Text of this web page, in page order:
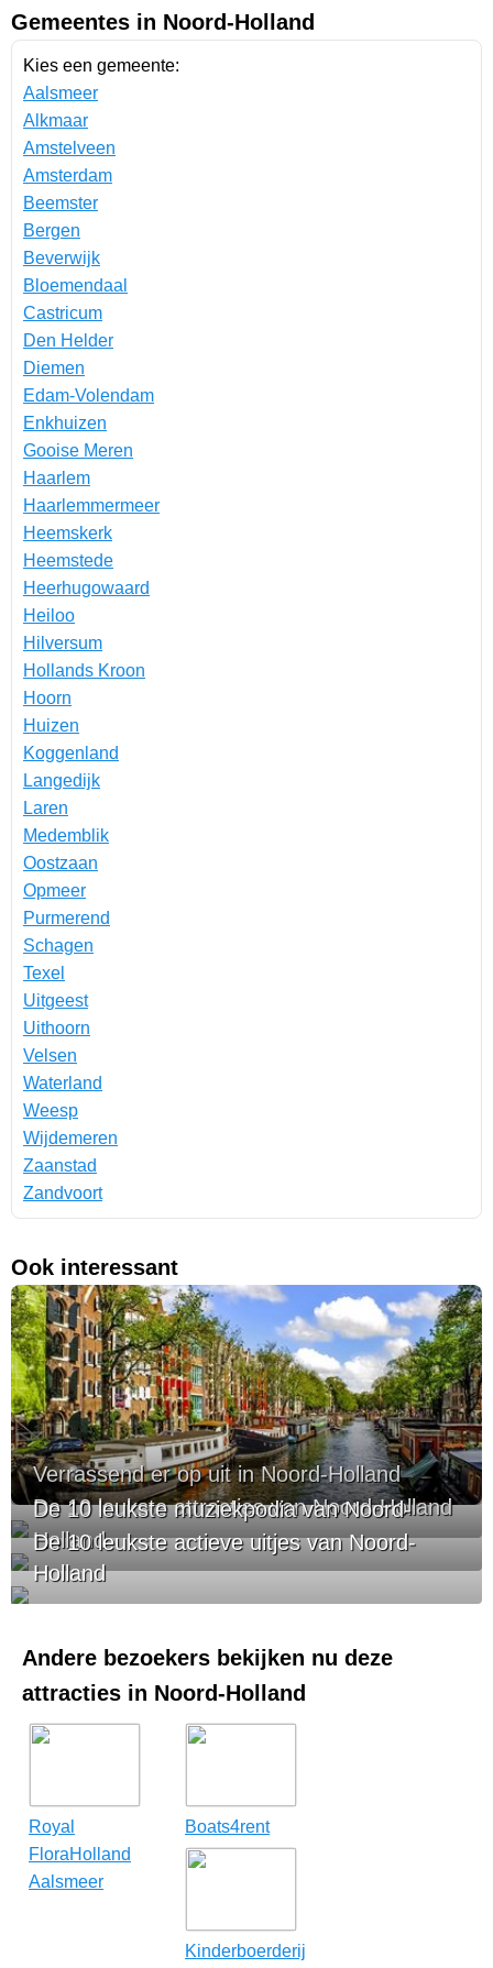
Gemeentes in Noord-Holland
Kies een gemeente:
Aalsmeer
Alkmaar
Amstelveen
Amsterdam
Beemster
Bergen
Beverwijk
Bloemendaal
Castricum
Den Helder
Diemen
Edam-Volendam
Enkhuizen
Gooise Meren
Haarlem
Haarlemmermeer
Heemskerk
Heemstede
Heerhugowaard
Heiloo
Hilversum
Hollands Kroon
Hoorn
Huizen
Koggenland
Langedijk
Laren
Medemblik
Oostzaan
Opmeer
Purmerend
Schagen
Texel
Uitgeest
Uithoorn
Velsen
Waterland
Weesp
Wijdemeren
Zaanstad
Zandvoort
Ook interessant
Verrassend er op uit in Noord-Holland
De 10 leukste attracties van Noord-Holland
De 10 leukste muziekpodia van Noord-
Holland
De 10 leukste actieve uitjes van Noord-
Holland
Andere bezoekers bekijken nu deze
attracties in Noord-Holland
Royal
FloraHolland
Aalsmeer
Boats4rent
Kinderboerderij